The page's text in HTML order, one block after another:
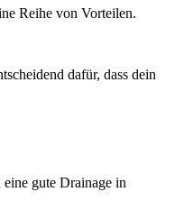
Reihe von Vorteilen.
dafür, dass dein
gute Drainage in